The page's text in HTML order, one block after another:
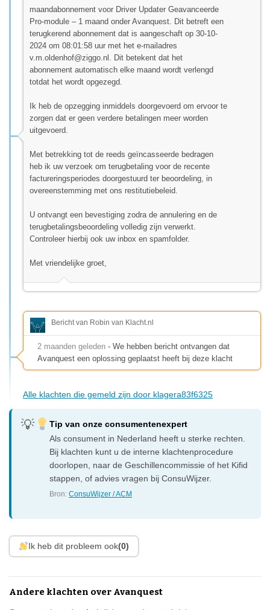
maandabonnement voor Driver Updater Geavanceerde
Pro-module – 1 maand onder Avanquest. Dit betreft een
terugkerend abonnement dat is aangeschaft op 30-10-
2024 om 08:01:58 uur met het e-mailadres
v.m.oldenhof@ziggo.nl . Dit betekent dat het
abonnement automatisch elke maand wordt verlengd
totdat het wordt opgezegd.
Ik heb de opzegging inmiddels doorgevoerd om ervoor te
zorgen dat er geen verdere betalingen meer worden
uitgevoerd.
Met betrekking tot de reeds geïncasseerde bedragen
heb ik uw verzoek om terugbetaling voor de recente
factureringsperiodes doorgestuurd ter beoordeling, in
overeenstemming met ons restitutiebeleid.
U ontvangt een bevestiging zodra de annulering en de
terugbetalingsbeoordeling volledig zijn verwerkt.
Controleer hierbij ook uw inbox en spamfolder.
Met vriendelijke groet,
Bericht van Robin van Klacht.nl
2 maanden geleden - We hebben bericht ontvangen dat
Avanquest een oplossing geplaatst heeft bij deze klacht
Alle klachten die gemeld zijn door klagera83f6325
Tip van onze consumentenexpert
Als consument in Nederland heeft u sterke rechten.
Bij klachten kunt u de interne klachtenprocedure
doorlopen, naar de Geschillencommissie of het Kifid
stappen, of advies vragen bij ConsuWijzer.
Bron:ConsuWijzer / ACM
Ik heb dit probleem ook(0)
Andere klachten over Avanquest